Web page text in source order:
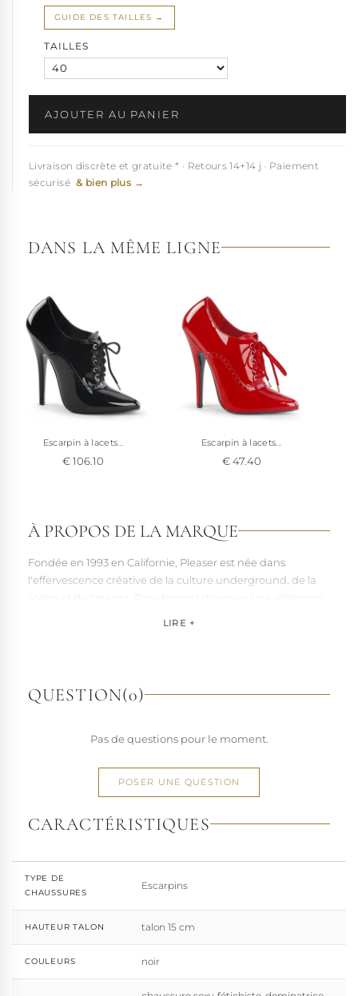
GUIDE DES TAILLES
TAILLES
AJOUTER AU PANIER
Livraison discrète et gratuite * · Retours 14+14 j · Paiement
sécurisé & bien plus →
DANS LA MÊME LIGNE
Escarpin à lacets...
€ 106.10
Escarpin à lacets...
€ 47.40
À PROPOS DE LA MARQUE
Fondée en 1993 en Californie, Pleaser est née dans
l'effervescence créative de la culture underground, de la
elle a étendu son savoir-faire à d'autres univers. Pleaser est
aujourd'hui distribuée dans 110 pays.
de la mode, Pleaser propose des collections ultra féminines
une large gamme de pointures. Parce qu'un style ne
devrait jamais se réduire à une question de centimètres, la
marque défend une idée simple : permettre à chacun
d'exprimer, sans contrainte, qui il veut être.
LIRE +
QUESTION(0)
Pas de questions pour le moment.
POSER UNE QUESTION
CARACTÉRISTIQUES
TYPE DE
CHAUSSURES
Escarpins
HAUTEUR TALON talon 15 cm
COULEURS noir